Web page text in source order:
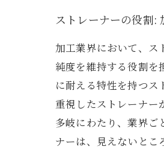
ストレーナーの役割:
加工業界において、ス
純度を維持する役割を
に耐える特性を持つ
重視したストレーナー
多岐にわたり、業界ご
ナーは、見えないとこ